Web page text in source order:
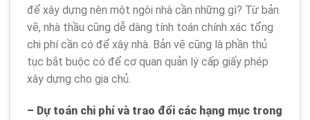
để xây dựng nên một ngôi nhà cần những gì? Từ bản
vẽ, nhà thầu cũng dễ dàng tính toán chính xác tổng
chi phí cần có để xây nhà. Bản vẽ cũng là phần thủ
tục bắt buộc có để cơ quan quản lý cấp giấy phép
xây dựng cho gia chủ.
– Dự toán chi phí và trao đổi các hạng mục trong